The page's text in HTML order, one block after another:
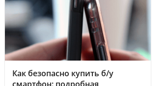
Как безопасно купить б/у